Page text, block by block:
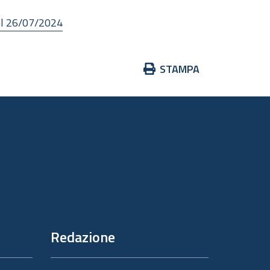
26/07/2024
Azioni
documento
STAMPA
Redazione